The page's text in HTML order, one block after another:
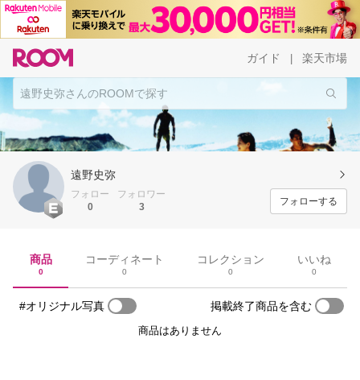
ガイド 楽天市場
遠野史弥
フォロー
0
フォロワー
3
フォローする
商品
0
コーディネート
0
コレクション
0
いいね
0
#オリジナル写真 掲載終了商品を含む
商品はありません